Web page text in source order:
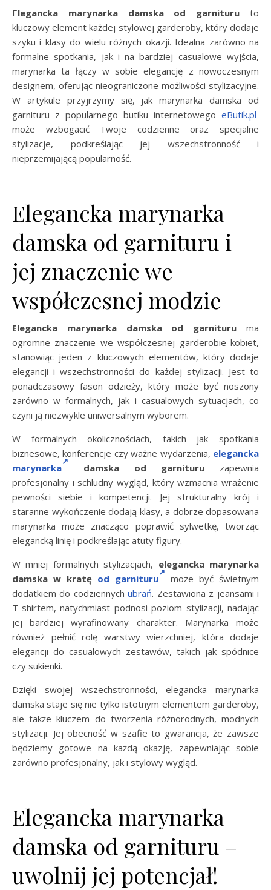
Elegancka marynarka damska od garnituru to
kluczowy element każdej stylowej garderoby, który dodaje
szyku i klasy do wielu różnych okazji. Idealna zarówno na
formalne spotkania, jak i na bardziej casualowe wyjścia,
marynarka ta łączy w sobie elegancję z nowoczesnym
designem, oferując nieograniczone możliwości stylizacyjne.
W artykule przyjrzymy się, jak marynarka damska od
garnituru z popularnego butiku internetowego eButik.pl
może wzbogacić Twoje codzienne oraz specjalne
stylizacje, podkreślając jej wszechstronność i
nieprzemijającą popularność.
Elegancka marynarka
damska od garnituru i
jej znaczenie we
współczesnej modzie
Elegancka marynarka damska od garnituru ma
ogromne znaczenie we współczesnej garderobie kobiet,
stanowiąc jeden z kluczowych elementów, który dodaje
elegancji i wszechstronności do każdej stylizacji. Jest to
ponadczasowy fason odzieży, który może być noszony
zarówno w formalnych, jak i casualowych sytuacjach, co
czyni ją niezwykle uniwersalnym wyborem.
W formalnych okolicznościach, takich jak spotkania
biznesowe, konferencje czy ważne wydarzenia, elegancka
marynarka
damska od garnituru zapewnia
profesjonalny i schludny wygląd, który wzmacnia wrażenie
pewności siebie i kompetencji. Jej strukturalny krój i
staranne wykończenie dodają klasy, a dobrze dopasowana
marynarka może znacząco poprawić sylwetkę, tworząc
elegancką linię i podkreślając atuty figury.
W mniej formalnych stylizacjach, elegancka marynarka
damska w kratę od garnituru
może być świetnym
dodatkiem do codziennychubrań. Zestawiona z jeansami i
T-shirtem, natychmiast podnosi poziom stylizacji, nadając
jej bardziej wyrafinowany charakter. Marynarka może
również pełnić rolę warstwy wierzchniej, która dodaje
elegancji do casualowych zestawów, takich jak spódnice
czy sukienki.
Dzięki swojej wszechstronności, elegancka marynarka
damska staje się nie tylko istotnym elementem garderoby,
ale także kluczem do tworzenia różnorodnych, modnych
stylizacji. Jej obecność w szafie to gwarancja, że zawsze
będziemy gotowe na każdą okazję, zapewniając sobie
zarówno profesjonalny, jak i stylowy wygląd.
Elegancka marynarka
damska od garnituru –
uwolnij jej potencjał!